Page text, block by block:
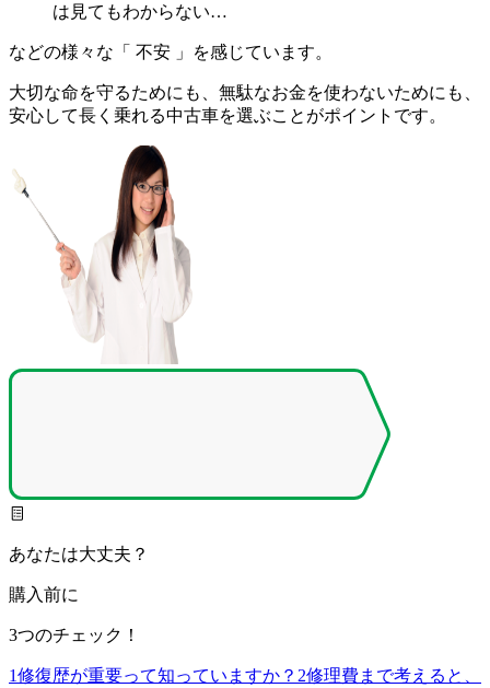
は見てもわからない…
などの様々な「 不安 」を感じています。
大切な命を守るためにも、無駄なお金を使わないためにも、
安心して長く乗れる中古車を選ぶことがポイントです。
あなたは大丈夫？
購入前に
3つのチェック！
1修復歴が重要って知っていますか？ 2修理費まで考えると、